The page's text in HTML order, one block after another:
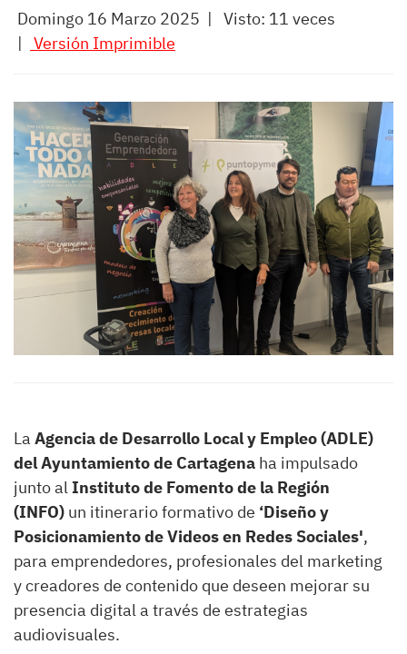
Domingo 16 Marzo 2025 | Visto: 11 veces
|
Versión Imprimible
La Agencia de Desarrollo Local y Empleo (ADLE)
del Ayuntamiento de Cartagena ha impulsado
junto al Instituto de Fomento de la Región
(INFO) un itinerario formativo de ‘Diseño y
Posicionamiento de Videos en Redes Sociales',
para emprendedores, profesionales del marketing
y creadores de contenido que deseen mejorar su
presencia digital a través de estrategias
audiovisuales.